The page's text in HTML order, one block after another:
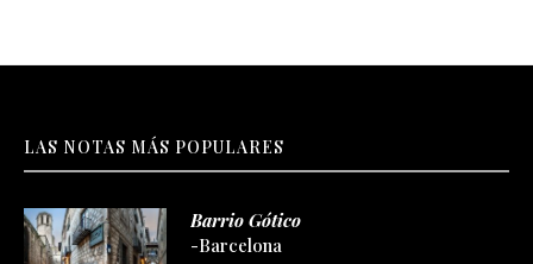
LAS NOTAS MÁS POPULARES
Barrio Gótico
-Barcelona